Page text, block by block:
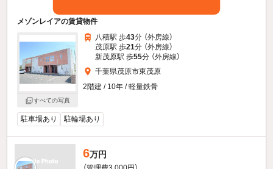
メゾンレイアの賃貸物件
すべての写真
八積駅 歩43分 （外房線）
茂原駅 歩21分 （外房線）
新茂原駅 歩55分 （外房線）
千葉県茂原市東茂原
2階建 / 10年 / 軽量鉄骨
駐車場あり 駐輪場あり
6万円